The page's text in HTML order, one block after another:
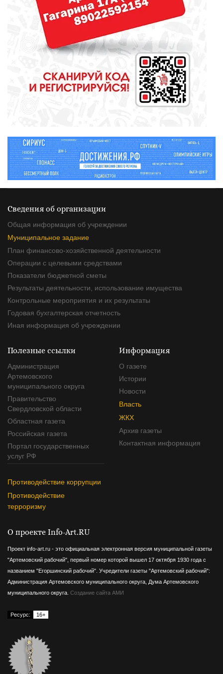
Наше здоровье - не статистика.
Но цифры заставляют
задуматься
Борьба за депутатские кресла
набирает обороты. Будет жарко
Сведения об организации
Общая информация об учреждении
Муниципальное задание
План финансово-хозяйственной деятельности
Операции с целевыми средствами
Показатели бюджетной сметы
Результаты деятельности, использование имущества
Контрольные мероприятия и их результаты
Годовая бухгалтерская отчетность
Иная информация об учреждении
Полезные ссылки
Администрация
Артемовского
муниципального округа
Правительство
Свердловской области
Областная газета
Российская газета
Портал государственных
услуг РФ
Противодействие коррупции
Противодействие
терроризму
Информация
О газете
Истории
Новости
Власть
ЖКХ
Архив газеты
Контактная информация
О проекте Info-Art.RU
Проект info-art.ru - это официальная электронная версия муниципальной газеты
"Артемовский рабочий", первый номер которой вышел 17 октября 1930 года с
названием "Егоршинский рабочий". Учредители газеты "Артемовский рабочий":
Администрация Артемовского муниципального округа, Дума Артемовского
муниципального округа. Создание сайта АМИ
Ресурс: 16+